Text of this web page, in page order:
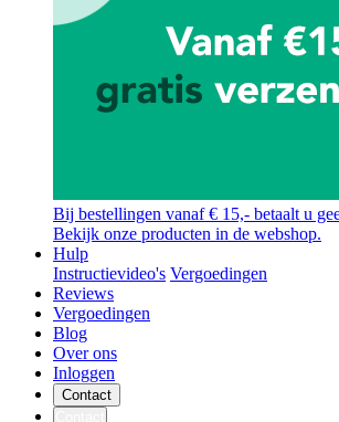
Bij bestellingen vanaf € 15,- betaalt u
Bekijk onze producten in de webshop.
Hulp
Instructievideo's Vergoedingen
Reviews
Vergoedingen
Blog
Over ons
Inloggen
Contact